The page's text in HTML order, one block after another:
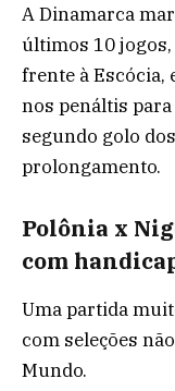
A Dinamarca
últimos 10 jogos,
frente à Escócia,
nos penáltis para
segundo golo
prolongamento.
Polônia x
com
Uma partida
com seleções
Mundo.